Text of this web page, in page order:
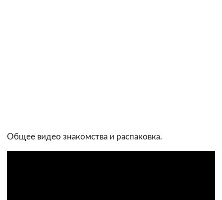
Общее видео знакомства и распаковка.